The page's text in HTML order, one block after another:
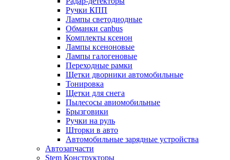
Ручки КПП
Лампы светодиодные
Обманки canbus
Комплекты ксенон
Лампы ксеноновые
Лампы галогеновые
Переходные рамки
Щетки дворники автомобильные
Тонировка
Щетки для снега
Пылесосы авиомобильные
Брызговики
Ручки на руль
Шторки в авто
Автомобильные зарядные устройства
Автозапчасти
Stem Конструкторы